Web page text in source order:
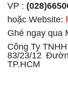
VP :
hoặc Website:
Ghé ngay qua
Công Ty
83/23/12
TP.HCM